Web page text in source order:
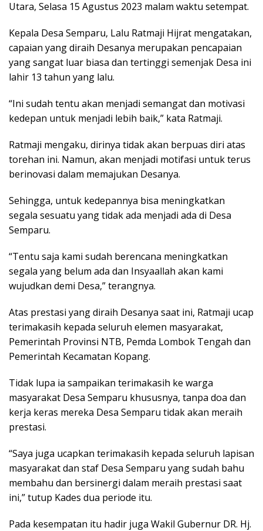
Utara, Selasa 15 Agustus 2023 malam waktu setempat.
Kepala Desa Semparu, Lalu Ratmaji Hijrat mengatakan,
capaian yang diraih Desanya merupakan pencapaian
yang sangat luar biasa dan tertinggi semenjak Desa ini
lahir 13 tahun yang lalu.
“Ini sudah tentu akan menjadi semangat dan motivasi
kedepan untuk menjadi lebih baik,” kata Ratmaji.
Ratmaji mengaku, dirinya tidak akan berpuas diri atas
torehan ini. Namun, akan menjadi motifasi untuk terus
berinovasi dalam memajukan Desanya.
Sehingga, untuk kedepannya bisa meningkatkan
segala sesuatu yang tidak ada menjadi ada di Desa
Semparu.
“Tentu saja kami sudah berencana meningkatkan
segala yang belum ada dan Insyaallah akan kami
wujudkan demi Desa,” terangnya.
Atas prestasi yang diraih Desanya saat ini, Ratmaji ucap
terimakasih kepada seluruh elemen masyarakat,
Pemerintah Provinsi NTB, Pemda Lombok Tengah dan
Pemerintah Kecamatan Kopang.
Tidak lupa ia sampaikan terimakasih ke warga
masyarakat Desa Semparu khususnya, tanpa doa dan
kerja keras mereka Desa Semparu tidak akan meraih
prestasi.
“Saya juga ucapkan terimakasih kepada seluruh lapisan
masyarakat dan staf Desa Semparu yang sudah bahu
membahu dan bersinergi dalam meraih prestasi saat
ini,” tutup Kades dua periode itu.
Pada kesempatan itu hadir juga Wakil Gubernur DR. Hj.